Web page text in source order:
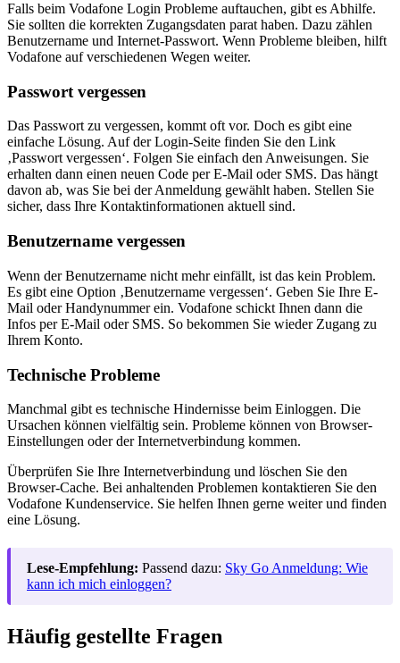
Falls beim Vodafone Login Probleme auftauchen, gibt es Abhilfe.
Sie sollten die korrekten Zugangsdaten parat haben. Dazu zählen
Benutzername und Internet-Passwort. Wenn Probleme bleiben, hilft
Vodafone auf verschiedenen Wegen weiter.
Passwort vergessen
Das Passwort zu vergessen, kommt oft vor. Doch es gibt eine
einfache Lösung. Auf der Login-Seite finden Sie den Link
‚Passwort vergessen‘. Folgen Sie einfach den Anweisungen. Sie
erhalten dann einen neuen Code per E-Mail oder SMS. Das hängt
davon ab, was Sie bei der Anmeldung gewählt haben. Stellen Sie
sicher, dass Ihre Kontaktinformationen aktuell sind.
Benutzername vergessen
Wenn der Benutzername nicht mehr einfällt, ist das kein Problem.
Es gibt eine Option ‚Benutzername vergessen‘. Geben Sie Ihre E-
Mail oder Handynummer ein. Vodafone schickt Ihnen dann die
Infos per E-Mail oder SMS. So bekommen Sie wieder Zugang zu
Ihrem Konto.
Technische Probleme
Manchmal gibt es technische Hindernisse beim Einloggen. Die
Ursachen können vielfältig sein. Probleme können von Browser-
Einstellungen oder der Internetverbindung kommen.
Überprüfen Sie Ihre Internetverbindung und löschen Sie den
Browser-Cache. Bei anhaltenden Problemen kontaktieren Sie den
Vodafone Kundenservice. Sie helfen Ihnen gerne weiter und finden
eine Lösung.
Lese-Empfehlung: Passend dazu: Sky Go Anmeldung: Wie
kann ich mich einloggen?
Häufig gestellte Fragen